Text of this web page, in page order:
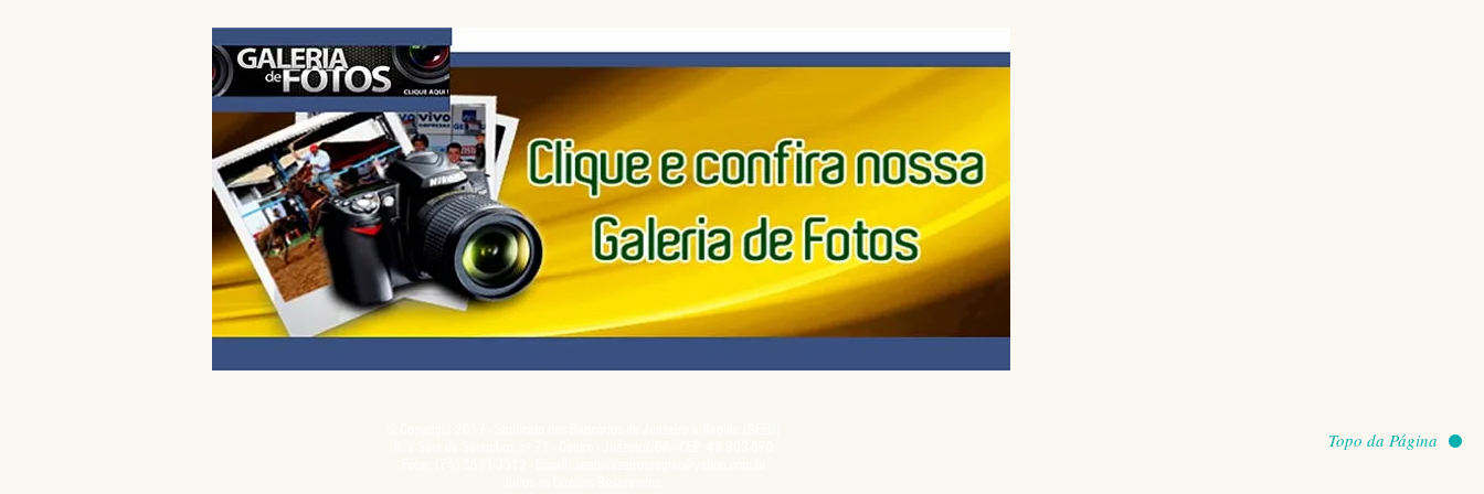
bancos não apresentou uma proposta global
que atenda às reivindicações dos trabalhadores
e das trabalhadoras, frustrando a expectativa de
evolução nas negociações da Campanha
salarial 2026. Durante o encontro, o movimento
sindical voltou a defender a val
para as demandas apresentadas nos cinco
primeiros encontros, que trataram sobre emprego
e tecnologia, cláusulas sociais, igualdade de
oportunidades, saúde e condições de trabalho e
cláusulas econômicas. Apesar da cobrança d
Topo da Página